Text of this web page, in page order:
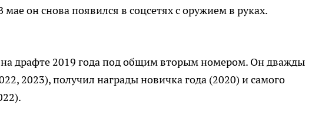
мае он снова появился в соцсетях с оружием в руках.
драфте 2019 года под общим вторым номером. Он дважды
2023), получил награды новичка года (2020) и самого